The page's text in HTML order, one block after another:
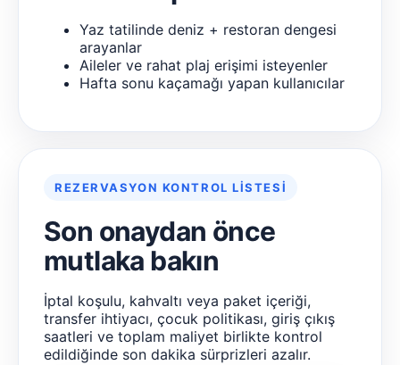
Yaz tatilinde deniz + restoran dengesi
arayanlar
Aileler ve rahat plaj erişimi isteyenler
Hafta sonu kaçamağı yapan kullanıcılar
REZERVASYON KONTROL LISTESI
Son onaydan önce
mutlaka bakın
İptal koşulu, kahvaltı veya paket içeriği,
transfer ihtiyacı, çocuk politikası, giriş çıkış
saatleri ve toplam maliyet birlikte kontrol
edildiğinde son dakika sürprizleri azalır.